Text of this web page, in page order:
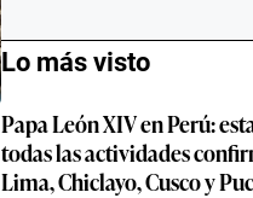
Lo más visto
Papa León XIV en Perú:
todas las actividades
Lima, Chiclayo, Cusco y